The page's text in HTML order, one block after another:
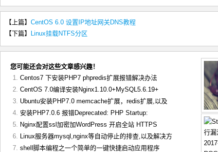
【上篇】 CentOS 6.0 设置IP地址网关DNS教程
【下篇】
Linux挂载NTFS分区
您可能还会对这些文章感兴趣！
Centos7 下安装PHP7 phpredis扩展报错解决办法
CentOS 7.0编译安装Nginx1.10.0+MySQL5.6.19+
Ubuntu安装PHP7.0 memcache扩展，redis扩展,以及
安装PHP7.0.6 报错Deprecated: PHP Startup:
Nginx配置ssl加密加WordPress 开启全站 HTTPS
Linux服务器mysql,nginx等自动停止的排查,以及解决方
shell脚本编程之一个简单的一键快捷启动应用程序